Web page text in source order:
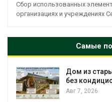
Сбор использованных
организациях и учреждениях
Самые
Дом из
без
Авг 7, 2026